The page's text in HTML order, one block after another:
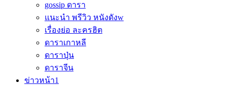
gossip ดารา
แนะนำ พรีวิว หนังดังw
เรื่องย่อ ละครฮิต
ดาราเกาหลี
ดาราปุ่น
ดาราจีน
ข่าวหน้า1